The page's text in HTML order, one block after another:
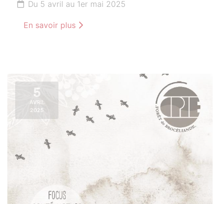
Du 5 avril au 1er mai 2025
En savoir plus
5
AVRIL
2025